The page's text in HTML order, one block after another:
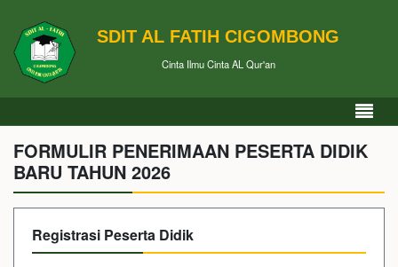
SDIT AL FATIH CIGOMBONG
Cinta Ilmu Cinta AL Qur'an
FORMULIR PENERIMAAN PESERTA DIDIK
BARU TAHUN 2026
Registrasi Peserta Didik